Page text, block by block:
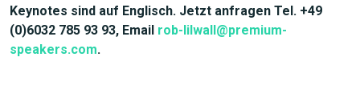
Keynotes sind auf Englisch. Jetzt anfragen Tel. +49
(0)6032 785 93 93, Email rob-lilwall@premium-
speakers.com.